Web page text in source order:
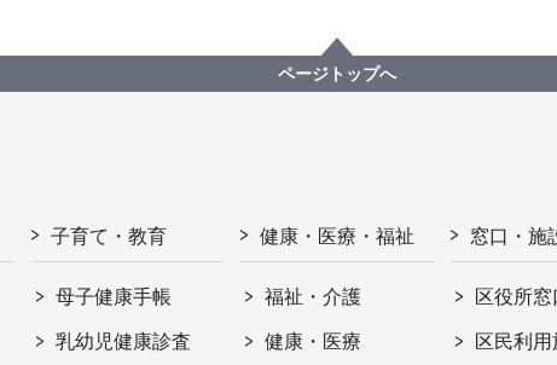
ページトップへ
子育て・教育
母子健康手帳
乳幼児健康診査
健康・医療・福祉
福祉・介護
健康・医療
窓口・施
区役所窓
区民利用